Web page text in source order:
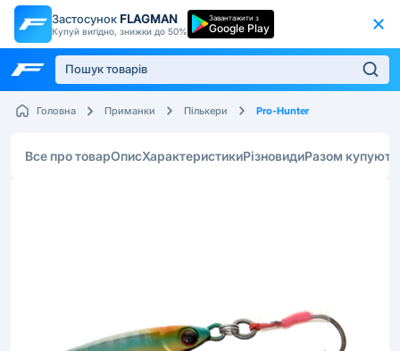
Застосунок FLAGMAN
Купуй вигідно, знижки до 50%
Завантажити з
Google Play
Головна Приманки Пількери Pro-Hunter
Все про товарОписХарактеристикиРізновидиРазом купують